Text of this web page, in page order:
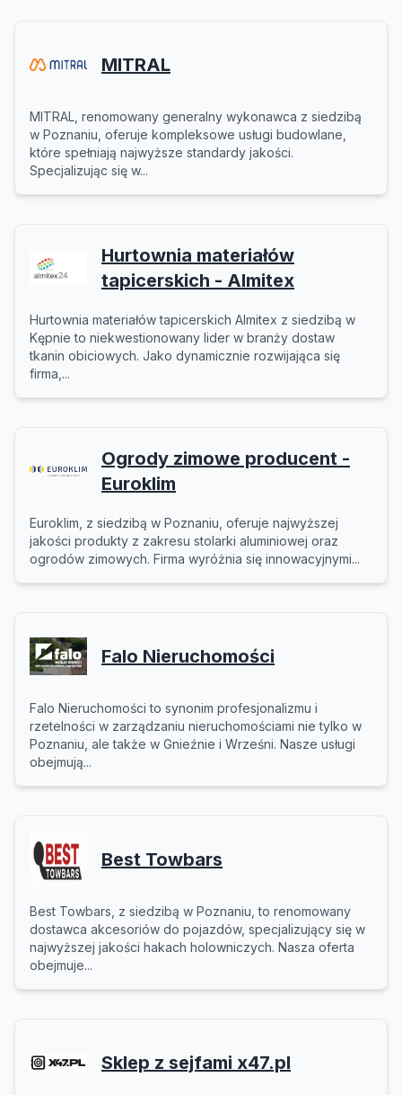
MITRAL
MITRAL, renomowany generalny wykonawca z siedzibą
w Poznaniu, oferuje kompleksowe usługi budowlane,
które spełniają najwyższe standardy jakości.
Specjalizując się w...
Hurtownia materiałów
tapicerskich - Almitex
Hurtownia materiałów tapicerskich Almitex z siedzibą w
Kępnie to niekwestionowany lider w branży dostaw
tkanin obiciowych. Jako dynamicznie rozwijająca się
firma,...
Ogrody zimowe producent -
Euroklim
Euroklim, z siedzibą w Poznaniu, oferuje najwyższej
jakości produkty z zakresu stolarki aluminiowej oraz
ogrodów zimowych. Firma wyróżnia się innowacyjnymi...
Falo Nieruchomości
Falo Nieruchomości to synonim profesjonalizmu i
rzetelności w zarządzaniu nieruchomościami nie tylko w
Poznaniu, ale także w Gnieźnie i Wrześni. Nasze usługi
obejmują...
Best Towbars
Best Towbars, z siedzibą w Poznaniu, to renomowany
dostawca akcesoriów do pojazdów, specjalizujący się w
najwyższej jakości hakach holowniczych. Nasza oferta
obejmuje...
Sklep z sejfami x47.pl